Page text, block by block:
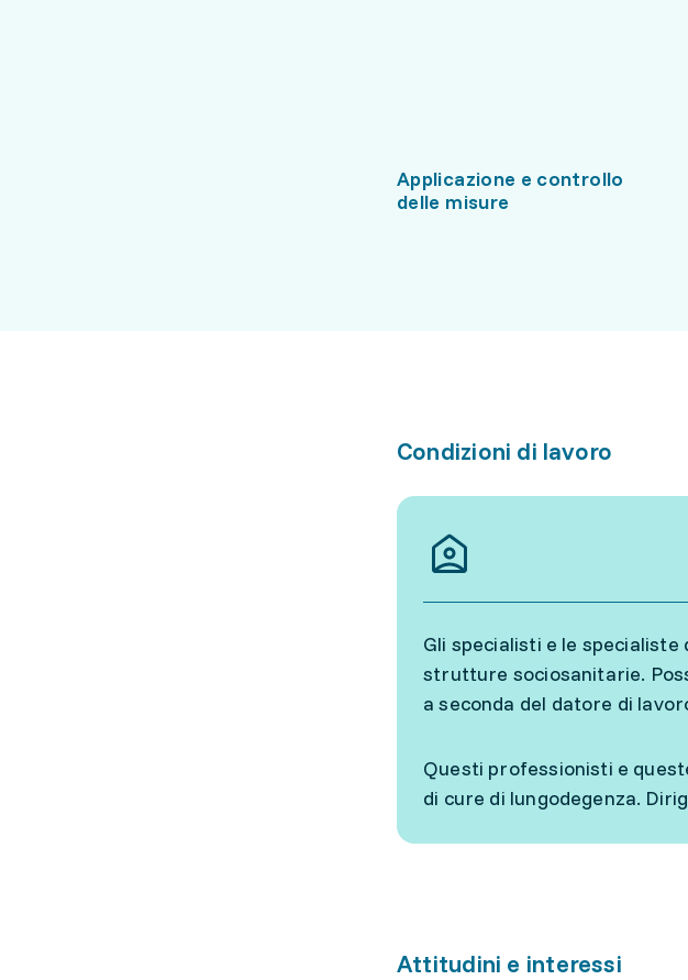
Applicazione e controllo
delle misure
Condizioni di lavoro
Gli specialisti e le
strutture sociosanitarie.
a seconda del datore di
Questi professionisti e
di cure di lungodegenza.
Attitudini e interessi